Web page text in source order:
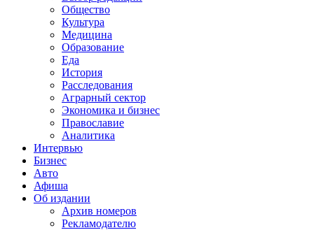
Общество
Культура
Медицина
Образование
Еда
История
Расследования
Аграрный сектор
Экономика и бизнес
Православие
Аналитика
Интервью
Бизнес
Авто
Афиша
Об издании
Архив номеров
Рекламодателю